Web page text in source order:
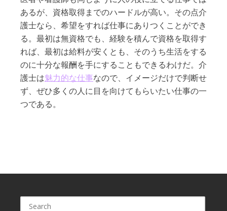
あるが、資格取得までのハードルが高い。その点介
護士なら、希望をすれば仕事にありつくことができ
る。最初は無資格でも、経験を積んで資格を取得す
れば、最初は給料が安くとも、そのうち生活をする
のに十分な報酬を手にすることもできるわけだ。介
護士は魅力的な仕事なので、イメージだけで判断せ
ず、ぜひ多くの人に目を向けてもらいたい仕事の一
つである。